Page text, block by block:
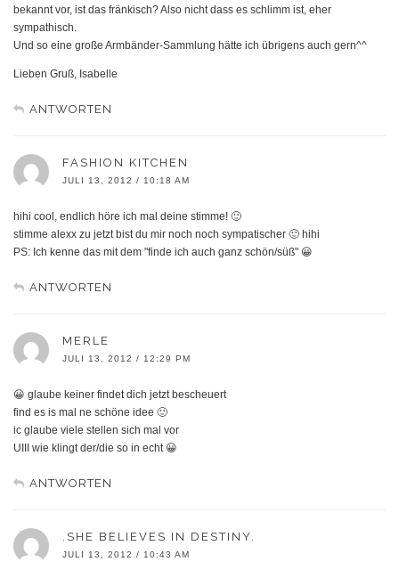
bekannt vor, ist das fränkisch? Also nicht dass es schlimm ist, eher
sympathisch.
Und so eine große Armbänder-Sammlung hätte ich übrigens auch gern^^
Lieben Gruß, Isabelle
ANTWORTEN
FASHION KITCHEN
JULI 13, 2012 / 10:18 AM
hihi cool, endlich höre ich mal deine stimme! 🙂
stimme alexx zu jetzt bist du mir noch noch sympatischer 🙂 hihi
PS: Ich kenne das mit dem "finde ich auch ganz schön/süß" 😀
ANTWORTEN
MERLE
JULI 13, 2012 / 12:29 PM
😀 glaube keiner findet dich jetzt bescheuert
find es is mal ne schöne idee 🙂
ic glaube viele stellen sich mal vor
UIII wie klingt der/die so in echt 😀
ANTWORTEN
.SHE BELIEVES IN DESTINY.
JULI 13, 2012 / 10:43 AM